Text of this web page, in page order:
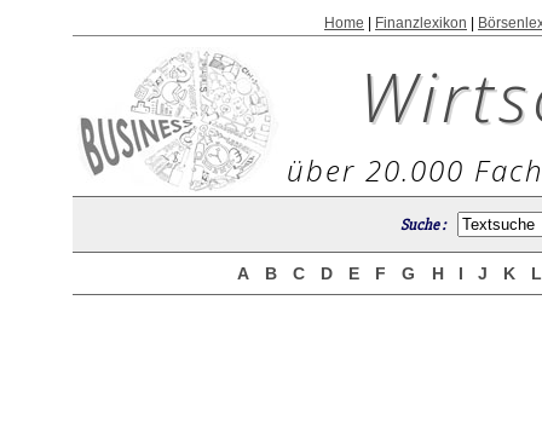
Home Finanzlexikon
über 20.000
Suche :
A B C D E F G H I J K